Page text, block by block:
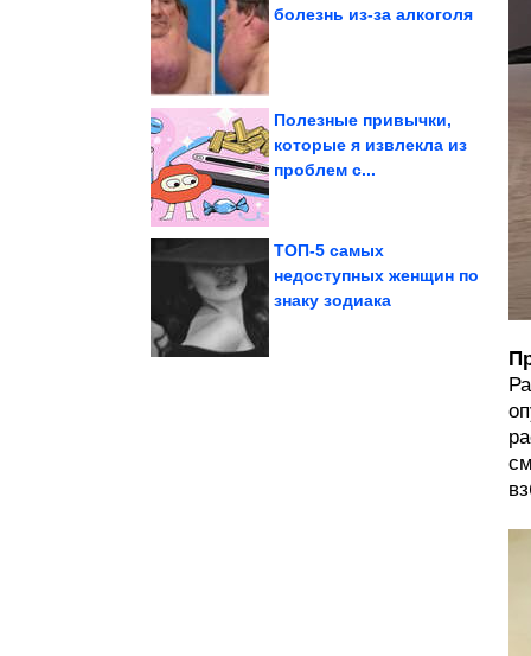
болезнь из-за алкоголя
Древние артефакты,
усомниться в...
Полезные привычки,
которые я извлекла из
проблем с...
против VK
ТОП-5 самых
недоступных женщин по
знаку зодиака